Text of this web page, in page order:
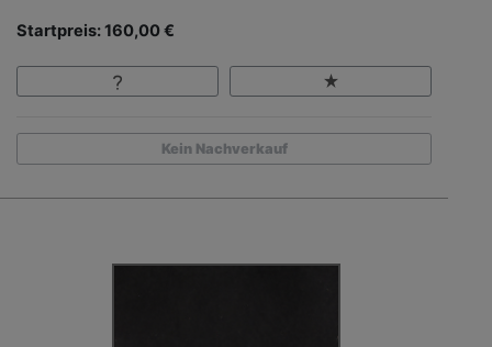
Startpreis: 160,00 €
Kein Nachverkauf